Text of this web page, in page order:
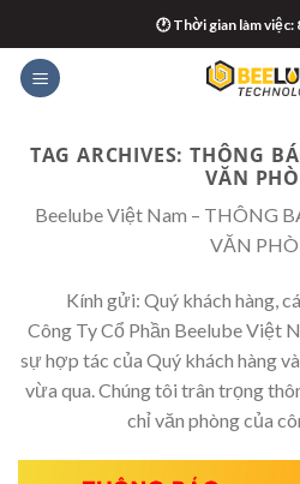
to
content
🕐 Thời gian làm việc:
TAG ARCHIVES:THÔNG
VĂN
Beelube Việt Nam – THÔNG
VĂN
Kính gửi: Quý khách hàng,
Công Ty Cổ Phần Beelube Việt
sự hợp tác của Quý khách hàng
vừa qua. Chúng tôi trân trọng
chỉ văn phòng của